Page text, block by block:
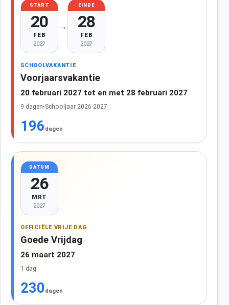
START
20
FEB
2027
→
EINDE
28
FEB
2027
SCHOOLVAKANTIE
Voorjaarsvakantie
20 februari 2027 tot en met 28 februari 2027
9 dagen•Schooljaar 2026-2027
196 dagen
DATUM
26
MRT
2027
OFFICIËLE VRIJE DAG
Goede Vrijdag
26 maart 2027
1 dag
230 dagen